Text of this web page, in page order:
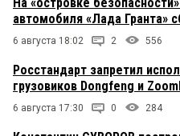
автомобиля «Лада Гранта»
6 августа 18:02 2 556
Росстандарт запретил
грузовиков Dongfeng и
6 августа 17:30 0 284